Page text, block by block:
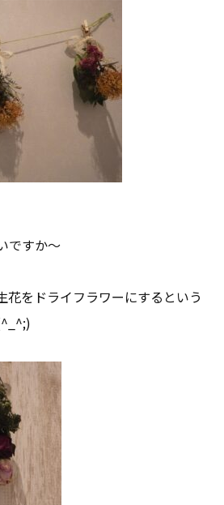
ですか～
花をドライフラワーにするという